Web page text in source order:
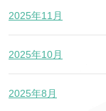
2025年11月
2025年10月
2025年8月